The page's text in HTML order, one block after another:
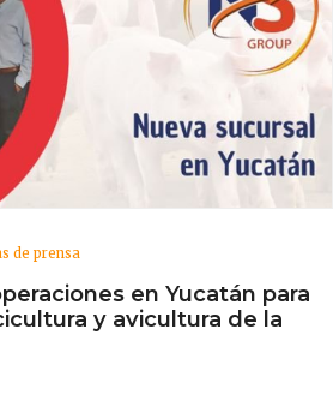
de prensa
en Yucatán para
y avicultura de la